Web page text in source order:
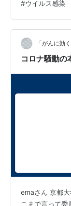
性から、健康管
す。本記事では
の医療現場での
きます。
#ウイルス感染
「がんに効
コロナ騒動の
emaさん 京都
こまで言って